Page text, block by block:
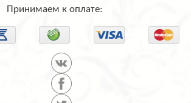
Принимаем к оплате: